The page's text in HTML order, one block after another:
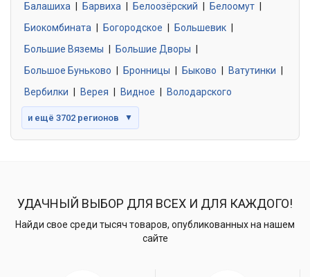
Знакомства без обязательств
0 объявлений
Балашиха
Барвиха Белоозёрский Белоомут
Биокомбината
Богородское Большевик
Большие Вяземы
Большие Дворы
Большое Буньково
Бронницы Быково Ватутинки
Вербилки
Верея Видное Володарского
и ещё 3702 регионов ▼
УДАЧНЫЙ ВЫБОР ДЛЯ ВСЕХ И ДЛЯ КАЖДОГО!
Найди свое среди тысяч товаров, опубликованных на нашем
сайте